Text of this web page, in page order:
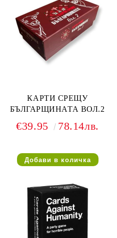
КАРТИ СРЕЩУ
БЪЛГАРЩИНАТА ВОЛ.2
€39.95 78.14лв.